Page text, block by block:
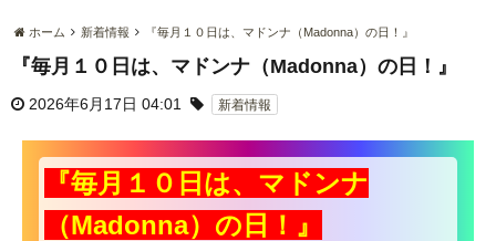
ホーム 新着情報 『毎月１０日は、マドンナ（Madonna）の日！』
『毎月１０日は、マドンナ（Madonna）の日！』
2026年6月17日 04:01 新着情報
『毎月１０日は、マドンナ
（Madonna）の日！』